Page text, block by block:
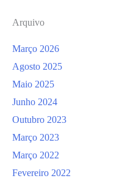
Arquivo
Março 2026
Agosto 2025
Maio 2025
Junho 2024
Outubro 2023
Março 2023
Março 2022
Fevereiro 2022